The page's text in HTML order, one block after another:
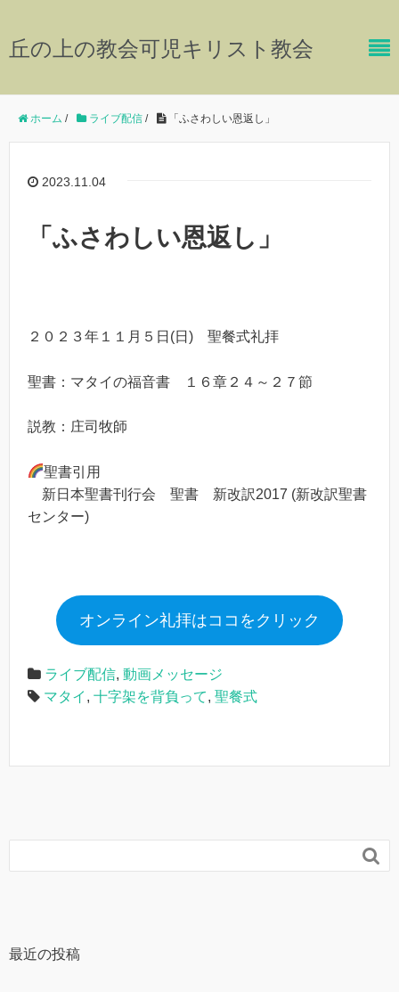
丘の上の教会可児キリスト教会
ホーム / ライブ配信 / 「ふさわしい恩返し」
2023.11.04
「ふさわしい恩返し」
２０２３年１１月５日(日) 聖餐式礼拝
聖書：マタイの福音書 １６章２４～２７節
説教：庄司牧師
聖書引用
新日本聖書刊行会 聖書 新改訳2017 (新改訳聖書
センター)
オンライン礼拝はココをクリック
ライブ配信, 動画メッセージ
マタイ , 十字架を背負って, 聖餐式

最近の投稿